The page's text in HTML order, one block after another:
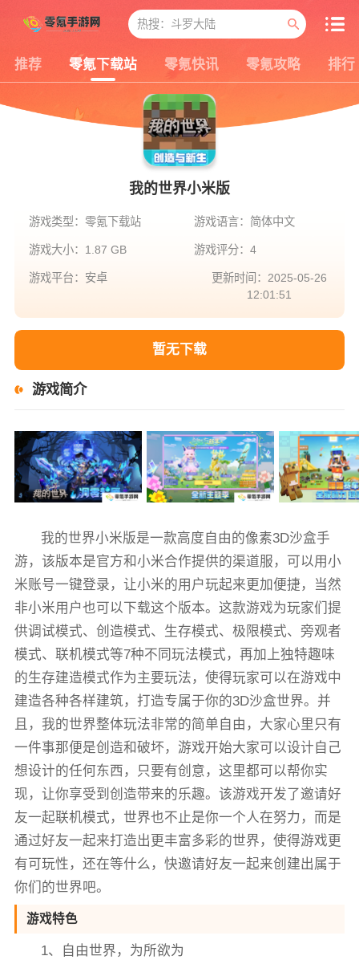
推荐 零氪下载站 零氪快讯 零氪攻略 排行
我的世界小米版
游戏类型：零氪下载站 游戏语言：简体中文
游戏大小：1.87 GB 游戏评分：4
游戏平台：安卓
更新时间：2025-05-26
12:01:51
暂无下载
游戏简介
我的世界小米版是一款高度自由的像素3D沙盒手
游，该版本是官方和小米合作提供的渠道服，可以用小
米账号一键登录，让小米的用户玩起来更加便捷，当然
非小米用户也可以下载这个版本。这款游戏为玩家们提
供调试模式、创造模式、生存模式、极限模式、旁观者
模式、联机模式等7种不同玩法模式，再加上独特趣味
的生存建造模式作为主要玩法，使得玩家可以在游戏中
建造各种各样建筑，打造专属于你的3D沙盒世界。并
且，我的世界整体玩法非常的简单自由，大家心里只有
一件事那便是创造和破坏，游戏开始大家可以设计自己
想设计的任何东西，只要有创意，这里都可以帮你实
现，让你享受到创造带来的乐趣。该游戏开发了邀请好
友一起联机模式，世界也不止是你一个人在努力，而是
通过好友一起来打造出更丰富多彩的世界，使得游戏更
有可玩性，还在等什么，快邀请好友一起来创建出属于
你们的世界吧。
游戏特色
1、自由世界，为所欲为